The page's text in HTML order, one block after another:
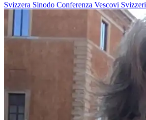
Svizzera Sinodo Conferenza Vescovi Svizzeri